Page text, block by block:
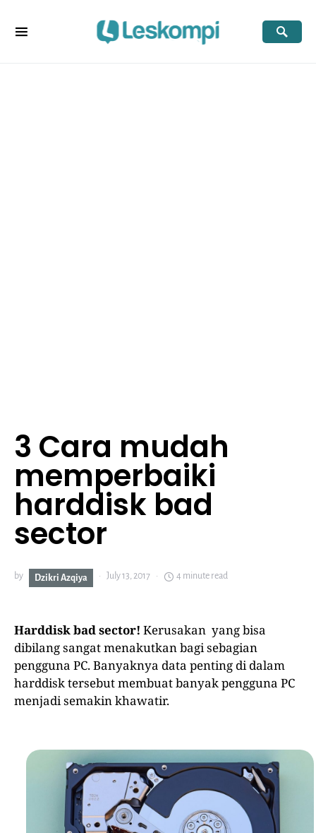
3 Cara mudah
memperbaiki
harddisk bad
sector
by Dzikri Azqiya July 13, 2017 4 minute read
Harddisk bad sector! Kerusakan yang bisa
dibilang sangat menakutkan bagi sebagian
pengguna PC. Banyaknya data penting di dalam
harddisk tersebut membuat banyak pengguna PC
menjadi semakin khawatir.